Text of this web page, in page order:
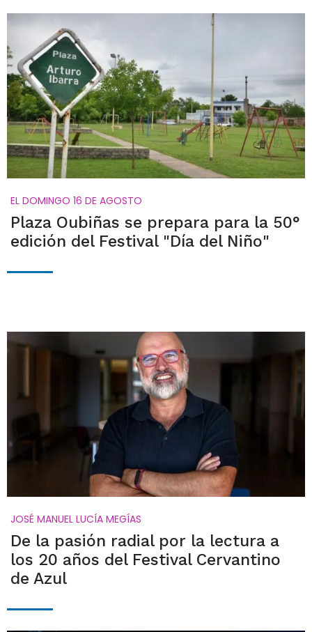
EL DOMINGO 16 DE AGOSTO
Plaza Oubiñas se prepara para la 50°
edición del Festival "Día del Niño"
JOSÉ MANUEL LUCÍA MEGÍAS
De la pasión radial por la lectura a
los 20 años del Festival Cervantino
de Azul